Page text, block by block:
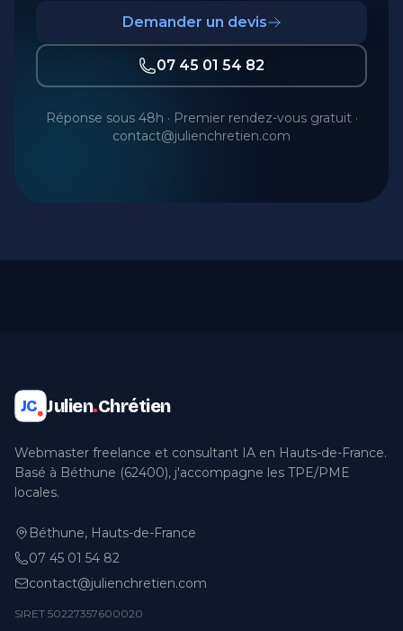
Demander un devis
07 45 01 54 82
Réponse sous 48h · Premier rendez-vous gratuit ·
contact@julienchretien.com
JC Julien.Chrétien
Webmaster freelance et consultant IA en Hauts-de-France.
Basé à Béthune (62400), j'accompagne les TPE/PME
locales.
Béthune, Hauts-de-France
07 45 01 54 82
contact@julienchretien.com
SIRET 50227357600020